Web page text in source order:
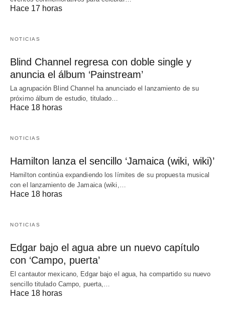
Hace 17 horas
NOTICIAS
Blind Channel regresa con doble single y
anuncia el álbum ‘Painstream’
La agrupación Blind Channel ha anunciado el lanzamiento de su
próximo álbum de estudio, titulado…
Hace 18 horas
NOTICIAS
Hamilton lanza el sencillo ‘Jamaica (wiki, wiki)’
Hamilton continúa expandiendo los límites de su propuesta musical
con el lanzamiento de Jamaica (wiki,…
Hace 18 horas
NOTICIAS
Edgar bajo el agua abre un nuevo capítulo
con ‘Campo, puerta’
El cantautor mexicano, Edgar bajo el agua, ha compartido su nuevo
sencillo titulado Campo, puerta,…
Hace 18 horas